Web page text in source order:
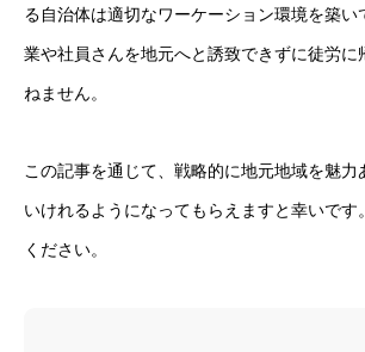
る自治体は適切なワーケーション環境を築い
業や社員さんを地元へと誘致できずに徒労に
ねません。
この記事を通じて、戦略的に地元地域を魅力
いけれるようになってもらえますと幸いです
ください。